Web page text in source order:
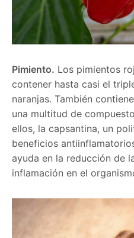
Pimiento. Los pimientos
contener hasta casi el
naranjas. También
una multitud de
ellos, la capsantina, un
beneficios
ayuda en la reducción de
inflamación en el